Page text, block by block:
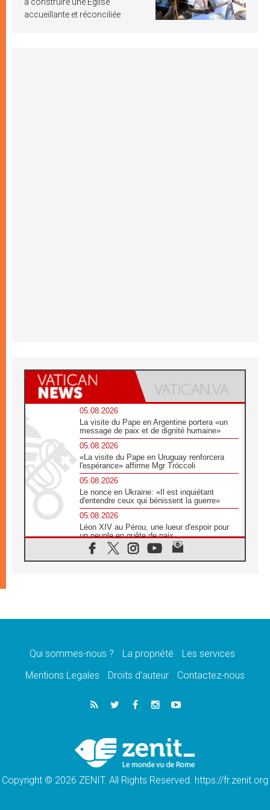
accueillante et réconciliée
05.08.2026
La visite du Pape en Argentine portera «un
message de paix et de dignité humaine»
05.08.2026
«La visite du Pape en Uruguay renforcera
l'espérance» affirme Mgr Tróccoli
05.08.2026
Le nonce en Ukraine: «Il est inquiétant
d'entendre ceux qui bénissent la guerre»
05.08.2026
Léon XIV au Pérou, une lueur d'espoir pour
un peuple en quête de paix
05.08.2026
SCEAM: L'Église en Afrique vers
en Argentine et au Pérou
Audience générale: la prière est un acte
04.08.2026
Léon XIV invite les Chevaliers de Colomb à
Au Nigéria, attaques d'église, meurtre et
enlèvements de religieux suscitent l'émotion
Qui sommes-nous ? La propriété
Les services
Mentions Legales
Droits d’auteur Contactez-nous
Copyright © 2026 ZENIT. All Rights Reserved. https://fr.zenit.org